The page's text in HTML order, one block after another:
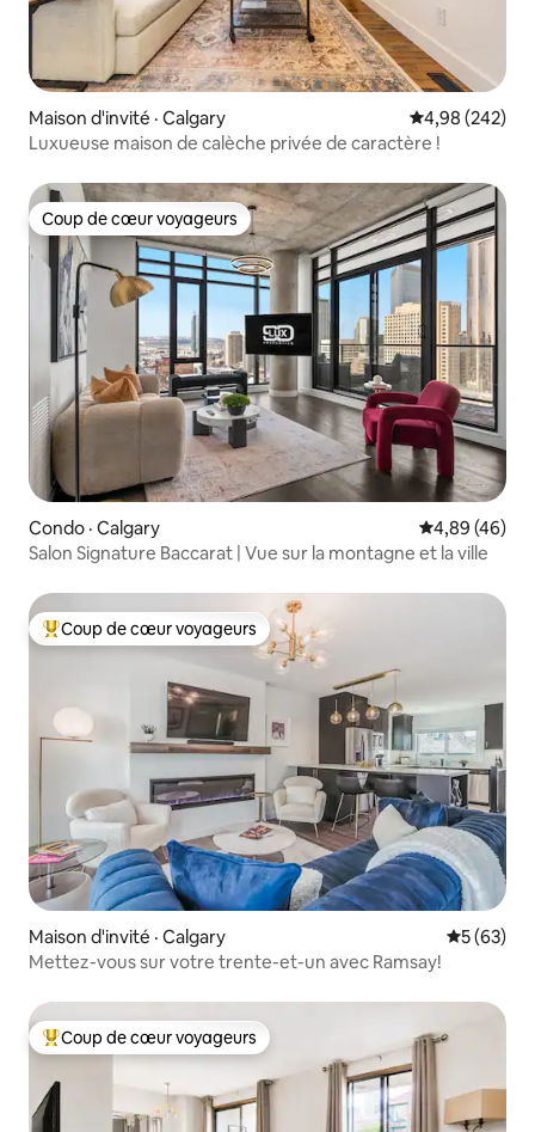
Maison d'invité · Calgary Note
4,98 (242)
Luxueuse maison de calèche privée de caractère !
Coup de cœur voyageurs
Coup de cœur voyageurs
Condo · Calgary Note
4,89 (46)
Salon Signature Baccarat | Vue sur la montagne et la ville
Coup de cœur voyageurs parmi les plus aimés
Coup de cœur voyageurs
Maison d'invité · Calgary Note
5 (63)
Mettez-vous sur votre trente-et-un avec Ramsay!
Coup de cœur voyageurs parmi les plus aimés
Coup de cœur voyageurs